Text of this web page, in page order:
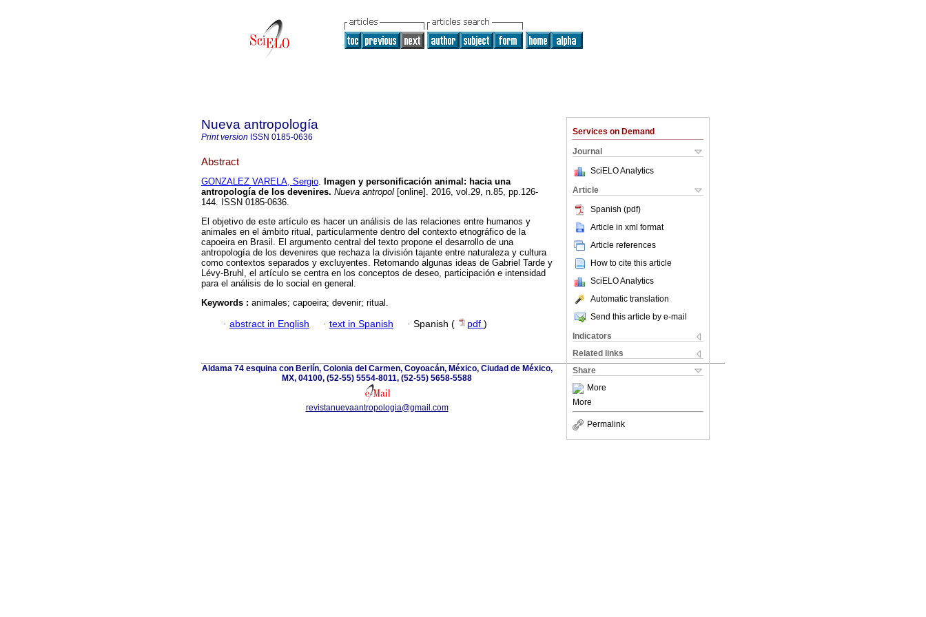
Services on Demand
Journal
SciELO Analytics
Article
Spanish (pdf)
Article in xml format
Article references
How to cite this article
SciELO Analytics
Automatic translation
Send this article by e-mail
Indicators
Related links
Share
More
More
Permalink
Nueva antropología
Print version ISSN 0185-0636
Abstract
GONZALEZ VARELA, Sergio. Imagen y personificación animal: hacia una
antropología de los devenires. Nueva antropol [online]. 2016, vol.29, n.85, pp.126-
144. ISSN 0185-0636.
El objetivo de este artículo es hacer un análisis de las relaciones entre humanos y
animales en el ámbito ritual, particularmente dentro del contexto etnográfico de la
capoeira en Brasil. El argumento central del texto propone el desarrollo de una
antropología de los devenires que rechaza la división tajante entre naturaleza y cultura
como contextos separados y excluyentes. Retomando algunas ideas de Gabriel Tarde y
Lévy-Bruhl, el artículo se centra en los conceptos de deseo, participación e intensidad
para el análisis de lo social en general.
Keywords : animales; capoeira; devenir; ritual.
· abstract in English · text in Spanish · Spanish ( pdf )
Aldama 74 esquina con Berlín, Colonia del Carmen, Coyoacán, México, Ciudad de México,
MX, 04100, (52-55) 5554-8011, (52-55) 5658-5588
revistanuevaantropologia@gmail.com